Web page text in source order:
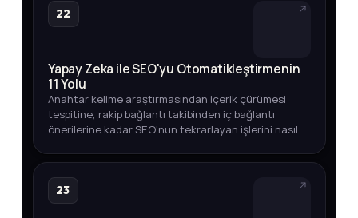
22
Yapay Zeka ile SEO'yu Otomatikleştirmenin
11 Yolu
Anahtar kelime araştırmasından içerik çürümesi
tespitine, rakip bağlantı takibinden iç bağlantı
önerilerine kadar SEO'nun tekrarlayan işlerini nasıl
23